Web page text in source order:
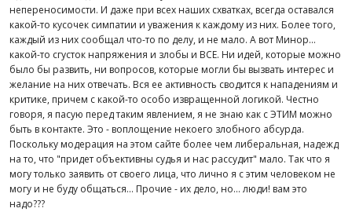
непереносимости. И даже при всех наших схватках, всегда оставался
какой-то кусочек симпатии и уважения к каждому из них. Более того,
каждый из них сообщал что-то по делу, и не мало. А вот Минор...
какой-то сгусток напряжения и злобы и ВСЕ. Ни идей, которые можно
было бы развить, ни вопросов, которые могли бы вызвать интерес и
желание на них отвечать. Вся ее активность сводится к нападениям и
критике, причем с какой-то особо извращенной логикой. Честно
говоря, я пасую перед таким явлением, я не знаю как с ЭТИМ можно
быть в контакте. Это - воплощение некоего злобного абсурда.
Поскольку модерация на этом сайте более чем либеральная, надежд
на то, что "придет объективны судья и нас рассудит" мало. Так что я
могу только заявить от своего лица, что лично я с этим человеком не
могу и не буду общаться... Прочие - их дело, но... люди! вам это
надо???